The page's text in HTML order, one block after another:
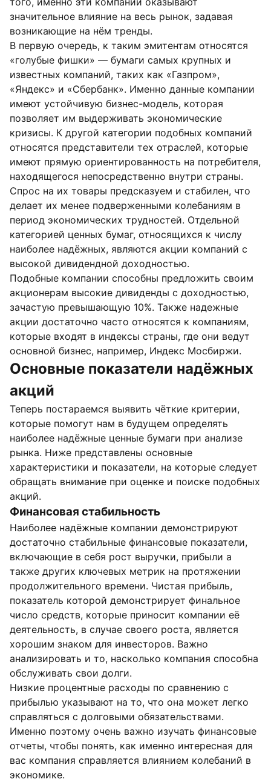
значительное влияние на весь рынок, задавая
возникающие на нём тренды.
В первую очередь, к таким эмитентам относятся
«голубые фишки» — бумаги самых крупных и
известных компаний, таких как «Газпром»,
«Яндекс» и «Сбербанк». Именно данные компании
имеют устойчивую бизнес-модель, которая
позволяет им выдерживать экономические
кризисы. К другой категории подобных компаний
относятся представители тех отраслей, которые
имеют прямую ориентированность на потребителя,
находящегося непосредственно внутри страны.
Спрос на их товары предсказуем и стабилен, что
делает их менее подверженными колебаниям в
период экономических трудностей. Отдельной
категорией ценных бумаг, относящихся к числу
наиболее надёжных, являются акции компаний с
высокой дивидендной доходностью.
Подобные компании способны предложить своим
акционерам высокие дивиденды с доходностью,
зачастую превышающую 10%. Также надежные
акции достаточно часто относятся к компаниям,
которые входят в индексы страны, где они ведут
основной бизнес, например, Индекс Мосбиржи.
Основные показатели надёжных
акций
Теперь постараемся выявить чёткие критерии,
которые помогут нам в будущем определять
наиболее надёжные ценные бумаги при анализе
рынка. Ниже представлены основные
характеристики и показатели, на которые следует
обращать внимание при оценке и поиске подобных
акций.
Финансовая стабильность
Наиболее надёжные компании демонстрируют
достаточно стабильные финансовые показатели,
включающие в себя рост выручки, прибыли а
также других ключевых метрик на протяжении
продолжительного времени. Чистая прибыль,
показатель которой демонстрирует финальное
число средств, которые приносит компании её
деятельность, в случае своего роста, является
хорошим знаком для инвесторов. Важно
анализировать и то, насколько компания способна
обслуживать свои долги.
Низкие процентные расходы по сравнению с
прибылью указывают на то, что она может легко
справляться с долговыми обязательствами.
Именно поэтому очень важно изучать финансовые
отчеты, чтобы понять, как именно интересная для
вас компания справляется влиянием колебаний в
экономике.